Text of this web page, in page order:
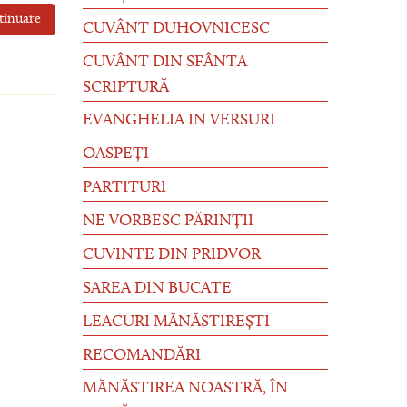
CUVÂNT DUHOVNICESC
CUVÂNT DIN SFÂNTA
SCRIPTURĂ
EVANGHELIA IN VERSURI
OASPEȚI
PARTITURI
NE VORBESC PĂRINȚII
CUVINTE DIN PRIDVOR
SAREA DIN BUCATE
LEACURI MĂNĂSTIREȘTI
RECOMANDĂRI
MĂNĂSTIREA NOASTRĂ, ÎN